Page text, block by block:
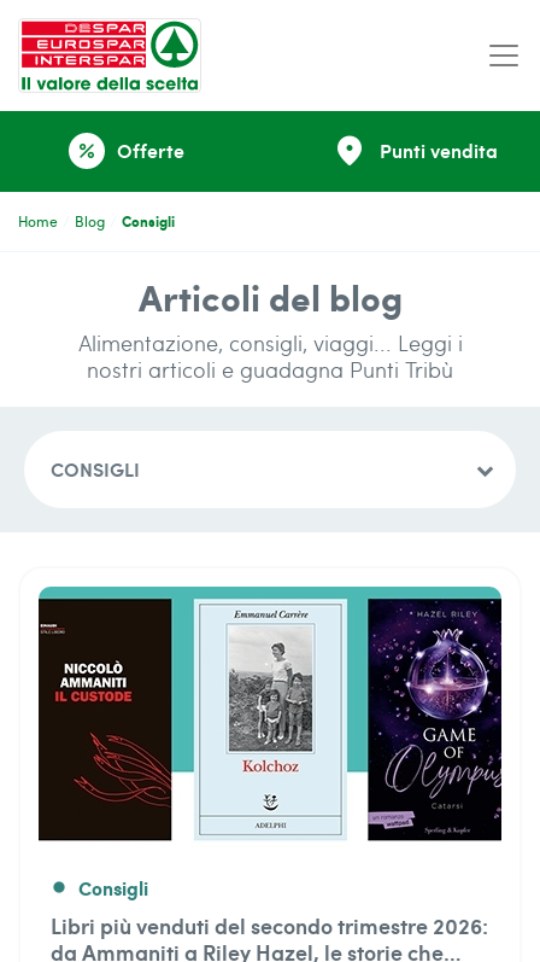
percent Offerte place Punti vendita
Home Blog Consigli
Articoli del blog
Alimentazione, consigli, viaggi... Leggi i
nostri articoli e guadagna Punti Tribù
fiber_manual_record Consigli
Libri più venduti del secondo trimestre 2026:
da Ammaniti a Riley Hazel, le storie che